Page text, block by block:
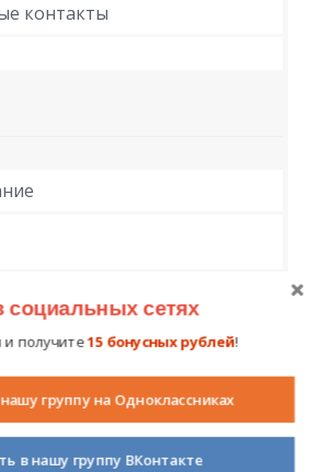
контакты
сетях
и получите15 бонусных рублей!
группу на Одноклассниках
в нашу группу ВКонтакте